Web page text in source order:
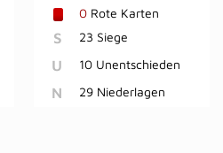
0Rote Karten
S 23 Siege
U 10 Unentschieden
N 29 Niederlagen